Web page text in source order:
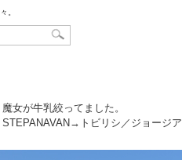
。
魔女が牛乳絞ってました。
STEPANAVAN→トビリシ／ジョージア